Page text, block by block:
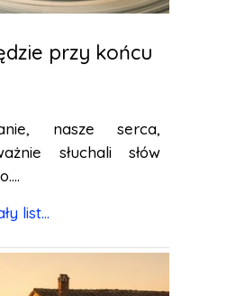
przy końcu
nasze serca,
słuchali słów
list...